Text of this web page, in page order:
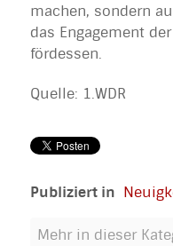
machen, sondern
das Engagement
fördessen.
Quelle: 1.WDR
Publiziert in
Mehr in dieser